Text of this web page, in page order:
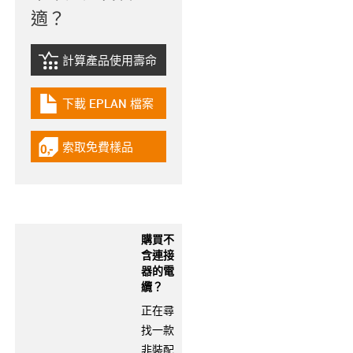
適？
igus-icon-lebensdauerrechner
計算產品使用壽命
igus-icon-download-plan
下載 EPLAN 檔案
igus-icon-gratismuster
索取免費樣品
購買不
含連接
器的電
纜？
正在尋
找一款
非裝配